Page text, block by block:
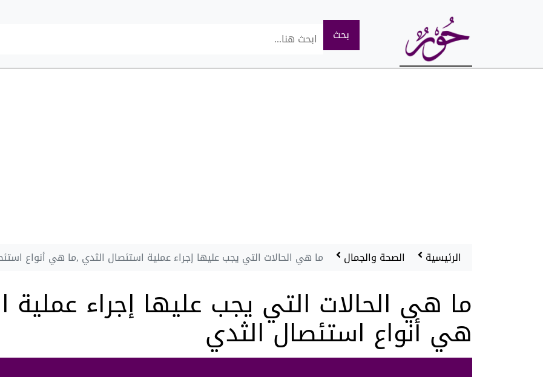
الرئيسية الصحة والجمال ما هي الحالات التي يجب عليها إجراء عملية استئصال الثدي ,ما هي أنواع
ما هي الحالات التي يجب عليها إجراء عملية
هي أنواع استئصال الثدي